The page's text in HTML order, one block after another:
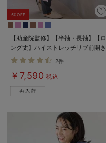
5%OFF
【助産院監修】【半袖・長袖】【ロ
ング丈】ハイストレッチリブ前開き
パジャマ マタニティ・授乳パジャ
マ【出産後も長く使える】
2件
￥7,590 税込